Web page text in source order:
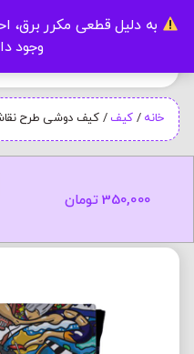
به دلیل قطعی مکرر برق،
وجود
خانه / کیف / کیف دوشی طرح نقاشی
350,000 تومان